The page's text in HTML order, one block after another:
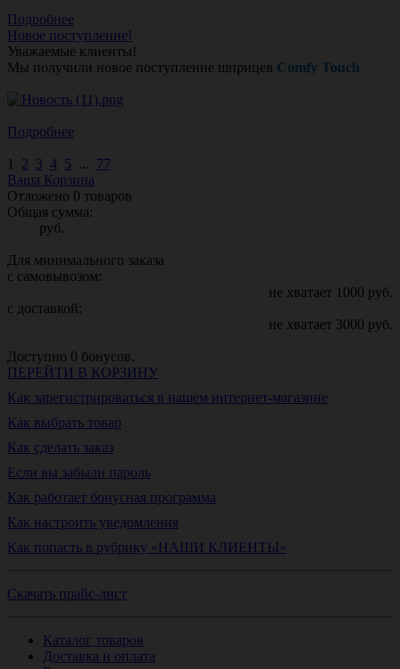
Подробнее
Новое поступление!
Уважаемые клиенты!
Мы получили новое поступление шприцев Comfy Touch
Подробнее
1 2 3 4 5 ... 77
Ваша Корзина
Отложено 0 товаров
Общая сумма:
руб.
Для минимального заказа
с самовывозом:
не хватает 1000 руб.
с доставкой:
не хватает 3000 руб.
Доступно 0 бонусов.
ПЕРЕЙТИ В КОРЗИНУ
Как зарегистрироваться в нашем интернет-магазине
Как выбрать товар
Как сделать заказ
Если вы забыли пароль
Как работает бонусная программа
Как настроить уведомления
Как попасть в рубрику «НАШИ КЛИЕНТЫ»
Скачать прайс-лист
Каталог товаров
Доставка и оплата